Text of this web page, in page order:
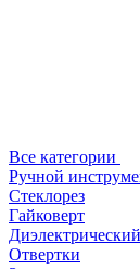
Все категории
Ручной
Стеклорез
Гайковерт
Отвертки